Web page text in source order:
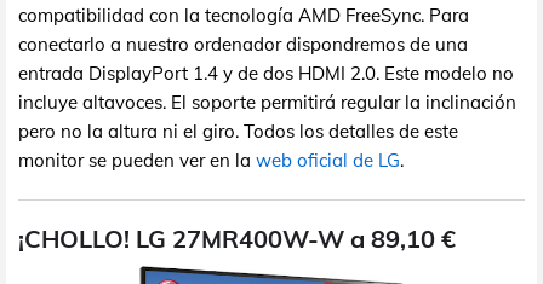
compatibilidad con la tecnología AMD FreeSync. Para
conectarlo a nuestro ordenador dispondremos de una
entrada DisplayPort 1.4 y de dos HDMI 2.0. Este modelo no
incluye altavoces. El soporte permitirá regular la inclinación
pero no la altura ni el giro. Todos los detalles de este
monitor se pueden ver en la web oficial de LG.
¡CHOLLO! LG 27MR400W-W a 89,10 €